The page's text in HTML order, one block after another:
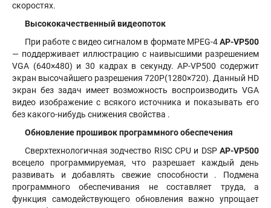
скоростях.
Высококачественный видеопоток
При работе с видео сигналом в формате MPEG-4AP-VP500
— поддерживает иллюстрацию с наивысшими разрешением
VGA (640×480) и 30 кадрах в секунду. AP-VP500 содержит
экран высочайшего разрешения 720Р(1280×720). Данный HD
экран без задач имеет возможность воспроизводить VGA
видео изображение с всякого источника и показывать его
без какого-нибудь снижения свойства .
Обновление прошивок программного обеспечения
Сверхтехнологичная зодчество RISC CPU и DSP AP-VP500
всецело программируемая, что разрешает каждый день
развивать и добавлять свежие способности . Подмена
программного обеспечивания не составляет труда, а
функция самодействующего обновления важно упрощает